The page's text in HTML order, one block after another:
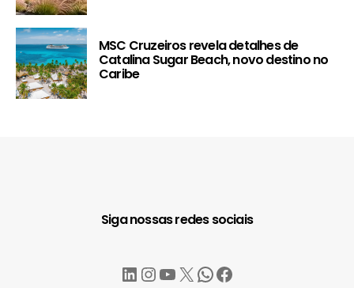
MSC Cruzeiros revela detalhes de
Catalina Sugar Beach, novo destino no
Caribe
Siga nossas redes sociais
LinkedIn
Instagram
YouTube
X WhatsApp
Facebook